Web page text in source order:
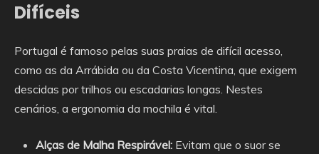
Difíceis
Portugal é famoso pelas suas praias de difícil acesso,
como as da Arrábida ou da Costa Vicentina, que exigem
descidas por trilhos ou escadarias longas. Nestes
cenários, a ergonomia da mochila é vital.
Alças de Malha Respirável: Evitam que o suor se